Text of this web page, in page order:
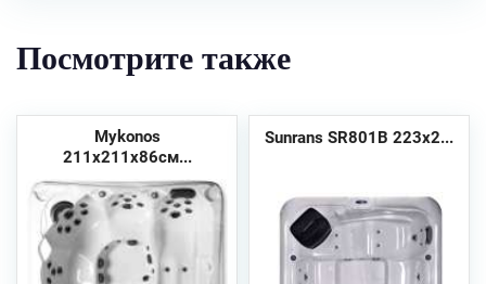
Посмотрите также
Mykonos
211x211x86см...
Sunrans SR801B 223х2...